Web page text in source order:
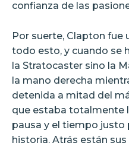
confianza de las
Por suerte, Clapton fue
todo esto, y cuando se
la Stratocaster sino la
la mano derecha
detenida a mitad del
que estaba totalmente
pausa y el tiempo justo
historia. Atrás están